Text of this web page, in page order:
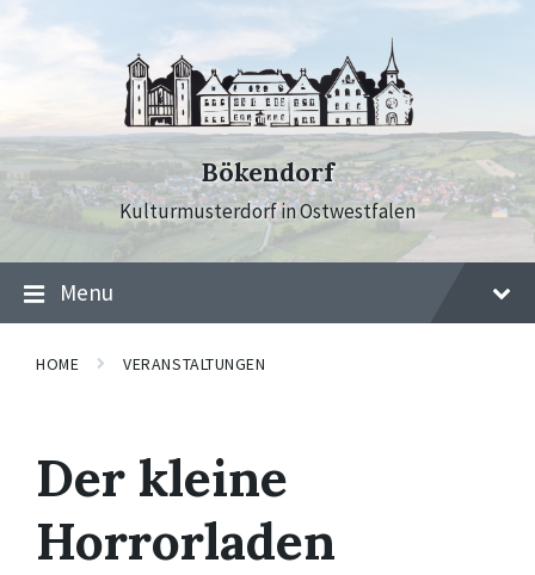
Bökendorf
Kulturmusterdorf in Ostwestfalen
Menu
HOME VERANSTALTUNGEN
Der kleine
Horrorladen